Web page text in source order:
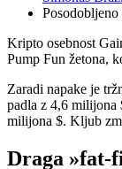
Posodobljeno
Kripto osebnost
Pump Fun žetona,
Zaradi napake je
padla z 4,6 milijona
milijona $. Kljub
Draga »fat-